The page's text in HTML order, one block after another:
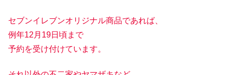
セブンイレブンオリジナル商品であれば、
例年12月19日頃まで
予約を受け付けています。